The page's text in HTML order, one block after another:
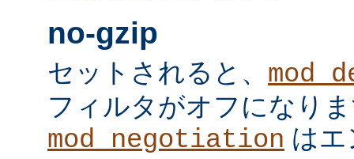
no-gzip
セットされると、
フィルタがオフになり
mod_negotiation は